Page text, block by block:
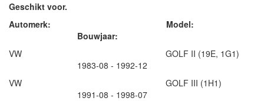
Geschikt voor.
Automerk: Model:
Bouwjaar:
VW GOLF II (19E, 1G1)
1983-08 - 1992-12
VW GOLF III (1H1)
1991-08 - 1998-07